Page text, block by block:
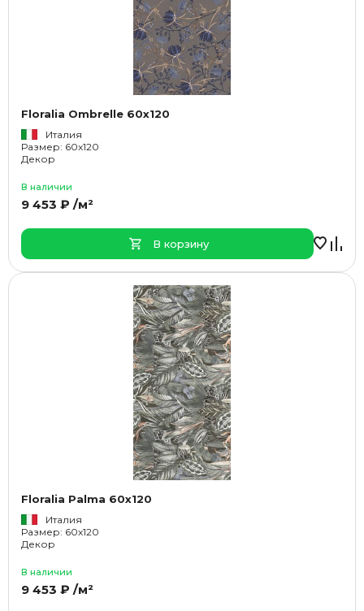
Floralia Ombrelle 60x120
Италия
Размер: 60x120
Декор
В наличии
9 453 ₽ /м²
В корзину
Floralia Palma 60x120
Италия
Размер: 60x120
Декор
В наличии
9 453 ₽ /м²